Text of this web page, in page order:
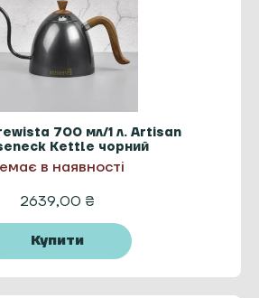
700 мл/1 л. Artisan
Kettle чорний
в наявності
2639,00 ₴
Купити